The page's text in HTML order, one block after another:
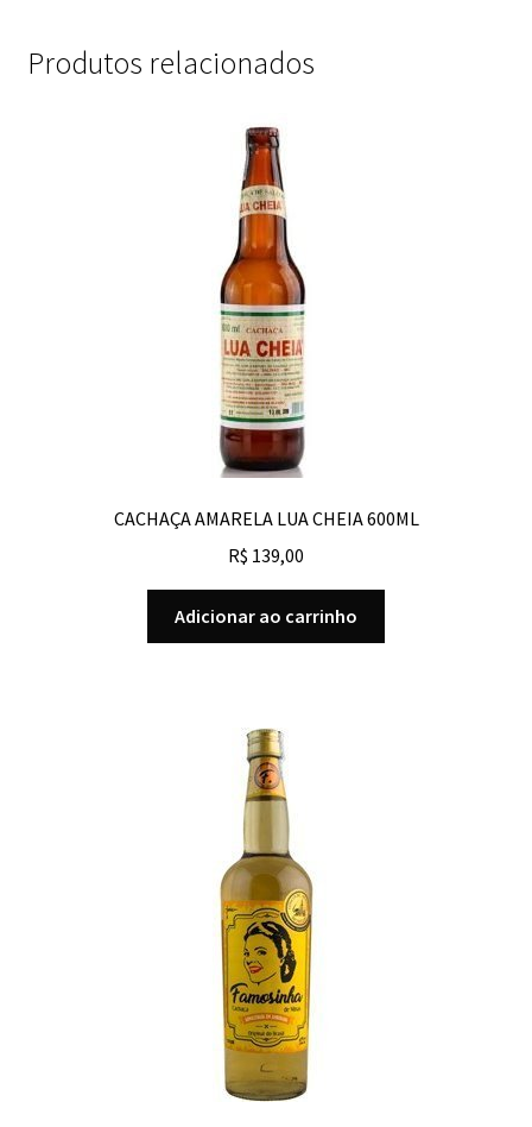
Produtos relacionados
CACHAÇA AMARELA LUA CHEIA 600ML
R$ 139,00
Adicionar ao carrinho